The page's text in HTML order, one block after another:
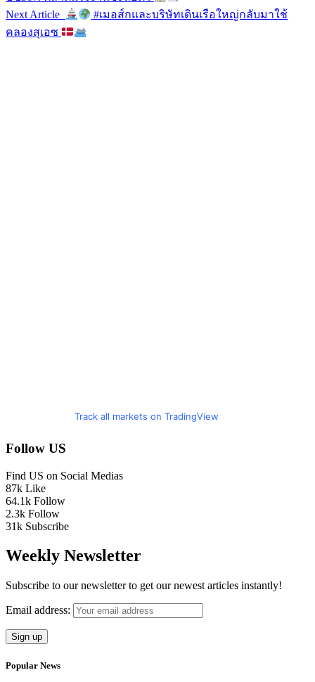
Next Article
#เมอส์กและบริษัทเดินเรือใหญ่กลับมาใช้
คลองสุเอซ
Track all markets on TradingView
Follow US
Find US on Social Medias
87k Like
64.1k Follow
2.3k Follow
31k Subscribe
Weekly Newsletter
Subscribe to our newsletter to get our newest articles instantly!
Email address:
Popular News